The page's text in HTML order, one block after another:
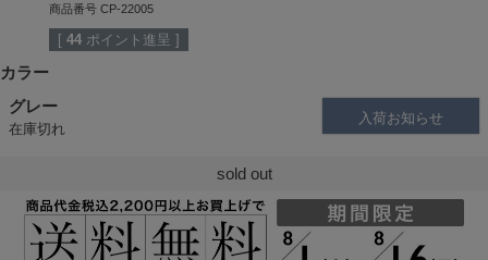
商品番号 CP-22005
[ 44 ポイント進呈 ]
カラー
グレー
在庫切れ
入荷お知らせ
sold out